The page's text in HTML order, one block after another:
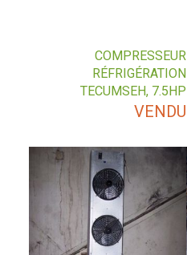
COMPRESSEUR
RÉFRIGÉRATION
TECUMSEH, 7.5HP
VENDU